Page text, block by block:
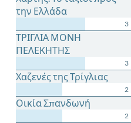
την Ελλάδα
3
ΤΡΙΓΛΙΑ ΜΟΝΗ
ΠΕΛΕΚΗΤΗΣ
3
Χαζενές της Τρίγλιας
2
Οικία Σπανδωνή
2